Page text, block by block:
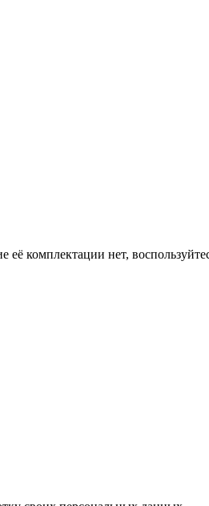
комплектации нет,